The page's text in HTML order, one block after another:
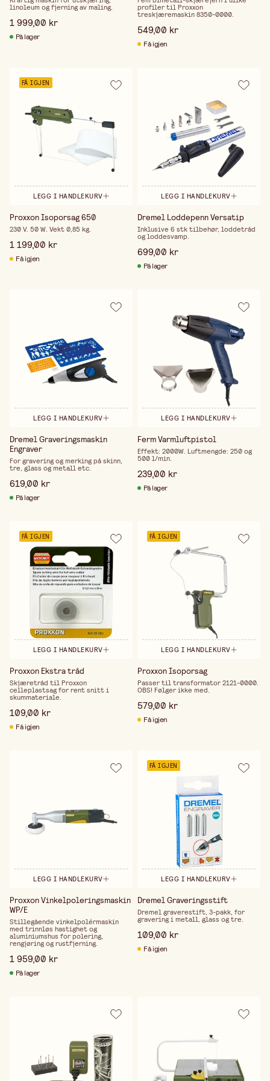
linoleum og fjerning av maling.
1 999,00 kr
På lager
profiler til Proxxon
treskjæremaskin 8350-0000.
549,00 kr
Få igjen
FÅ IGJEN
LEGG I HANDLEKURV
Proxxon Isoporsag 650
230 V. 50 W. Vekt 0,85 kg.
1 199,00 kr
Få igjen
LEGG I HANDLEKURV
Dremel Loddepenn Versatip
Inklusive 6 stk tilbehør, loddetråd
og loddesvamp.
699,00 kr
På lager
LEGG I HANDLEKURV
Dremel Graveringsmaskin
Engraver
For gravering og merking på skinn,
tre, glass og metall etc.
619,00 kr
På lager
LEGG I HANDLEKURV
Ferm Varmluftpistol
Effekt: 2000W. Luftmengde: 250 og
500 l/min.
239,00 kr
På lager
FÅ IGJEN
LEGG I HANDLEKURV
Proxxon Ekstra tråd
Skjæretråd til Proxxon
celleplastsag for rent snitt i
skummateriale.
109,00 kr
Få igjen
FÅ IGJEN
LEGG I HANDLEKURV
Proxxon Isoporsag
Passer til transformator 2121-0000.
OBS! Følger ikke med.
579,00 kr
Få igjen
LEGG I HANDLEKURV
Proxxon Vinkelpoleringsmaskin
WP/E
Stillegående vinkelpolérmaskin
med trinnløs hastighet og
aluminiumshus for polering,
rengjøring og rustfjerning.
1 959,00 kr
På lager
FÅ IGJEN
LEGG I HANDLEKURV
Dremel Graveringsstift
Dremel graverestift, 3-pakk, for
gravering i metall, glass og tre.
109,00 kr
Få igjen